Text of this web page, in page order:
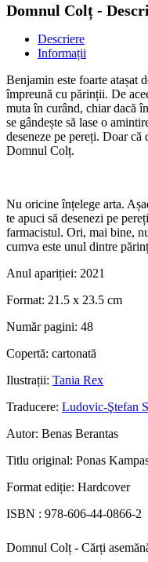
Domnul Colț -
Descriere
Informații
Benjamin este foarte atașat
împreună cu părinții. De
muta în curând, chiar dacă
se gândește să lase o
deseneze pe pereți. Doar că
Domnul Colț.
Nu oricine înțelege arta.
te apuci să desenezi pe
farmacistul. Ori, mai bine,
cumva este unul dintre
Anul apariției: 2021
Format: 21.5 x 23.5 cm
Număr pagini: 48
Copertă: cartonată
Ilustrații: Tania Rex
Traducere: Ludovic-Ştefan
Autor: Benas Berantas
Titlu original: Ponas
Format ediție: Hardcover
ISBN : 978-606-44-0866-2
Domnul Colț - Cărți